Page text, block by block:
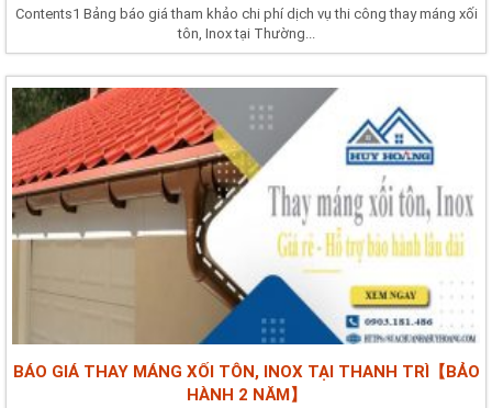
Contents1 Bảng báo giá tham khảo chi phí dịch vụ thi công thay máng xối
tôn, Inox tại Thường...
BÁO GIÁ THAY MÁNG XỐI TÔN, INOX TẠI THANH TRÌ【BẢO
HÀNH 2 NĂM】